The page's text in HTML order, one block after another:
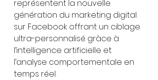
représentent la nouvelle
génération du marketing digital
sur Facebook offrant un ciblage
ultra-personnalisé grâce à
l’intelligence artificielle et
l’analyse comportementale en
temps réel.